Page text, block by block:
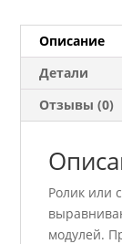
Описание
Детали
Отзывы (0)
Ролик или
модулей.